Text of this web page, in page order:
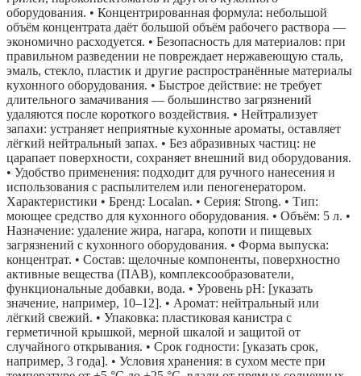
оборудования. • Концентрированная формула: небольшой
объём концентрата даёт большой объём рабочего раствора —
экономично расходуется. • Безопасность для материалов: при
правильном разведении не повреждает нержавеющую сталь,
эмаль, стекло, пластик и другие распространённые материалы
кухонного оборудования. • Быстрое действие: не требует
длительного замачивания — большинство загрязнений
удаляются после короткого воздействия. • Нейтрализует
запахи: устраняет неприятные кухонные ароматы, оставляет
лёгкий нейтральный запах. • Без абразивных частиц: не
царапает поверхности, сохраняет внешний вид оборудования.
• Удобство применения: подходит для ручного нанесения и
использования с распылителем или пеногенератором.
Характеристики • Бренд: Localan. • Серия: Strong. • Тип:
моющее средство для кухонного оборудования. • Объём: 5 л. •
Назначение: удаление жира, нагара, копоти и пищевых
загрязнений с кухонного оборудования. • Форма выпуска:
концентрат. • Состав: щелочные компоненты, поверхностно
активные вещества (ПАВ), комплексообразователи,
функциональные добавки, вода. • Уровень pH: [указать
значение, например, 10–12]. • Аромат: нейтральный или
лёгкий свежий. • Упаковка: пластиковая канистра с
герметичной крышкой, мерной шкалой и защитой от
случайного открывания. • Срок годности: [указать срок,
например, 3 года]. • Условия хранения: в сухом месте при